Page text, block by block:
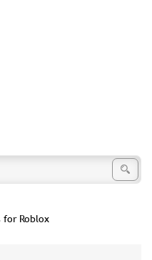
for Roblox